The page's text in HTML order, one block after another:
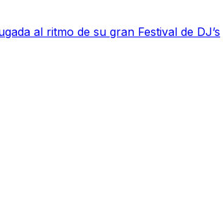
al ritmo de su gran Festival de DJ’s